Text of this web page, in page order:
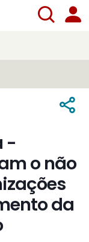
-
o não
da